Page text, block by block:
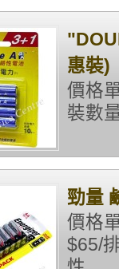
惠裝)
價格
裝數
勁量
價格
$65/